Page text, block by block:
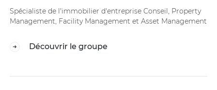
Spécialiste de l'immobilier d'entreprise Conseil, Property
Management, Facility Management et Asset Management
Découvrir le groupe